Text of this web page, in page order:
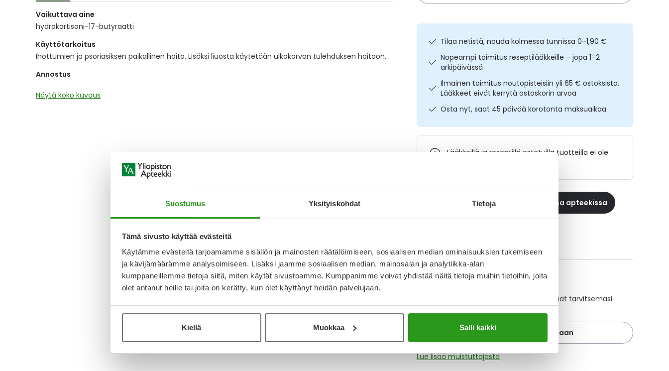
Suostumus Yksityiskohdat Tietoja
Tämä sivusto käyttää evästeitä
Käytämme evästeitä tarjoamamme sisällön ja mainosten räätälöimiseen, sosiaalisen median ominaisuuksien tukemiseen
ja kävijämäärämme analysoimiseen. Lisäksi jaamme sosiaalisen median, mainosalan ja analytiikka-alan
kumppaneillemme tietoja siitä, miten käytät sivustoamme. Kumppanimme voivat yhdistää näitä tietoja muihin tietoihin, joita
olet antanut heille tai joita on kerätty, kun olet käyttänyt heidän palvelujaan.
Kiellä Muokkaa Salli kaikki
the
images
Vaikuttava aine
hydrokortisoni-17-butyraatti
Käyttötarkoitus
Ihottumien ja psoriasiksen paikallinen hoito. Lisäksi liuosta käytetään ulkokorvan tulehduksen hoitoon.
Annostus
Näytä koko kuvaus
Tilaa netistä, nouda kolmessa tunnissa 0–1,90 €
Nopeampi toimitus reseptilääkkeille – jopa 1–2
arkipäivässä
Ilmainen toimitus noutopisteisiin yli 65 € ostoksista.
Lääkkeet eivät kerrytä ostoskorin arvoa
Osta nyt, saat 45 päivää korotonta maksuaikaa.
Lääkkeillä ja reseptillä ostetuilla tuotteilla ei ole
Varaa reseptilääke apteekkiin, maksa apteekissa
YA-muistuttaja
Muistuttajan avulla pidät huolen, että tilaat tarvitsemasi
tuotteet ajoissa, eivätkä ne lopu kesken.
Lisää tuote muistuttajaan
Lue lisää muistuttajasta